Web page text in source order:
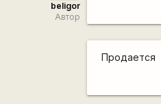
beligor
Автор
Продается